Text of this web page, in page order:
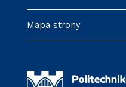
Mapa strony